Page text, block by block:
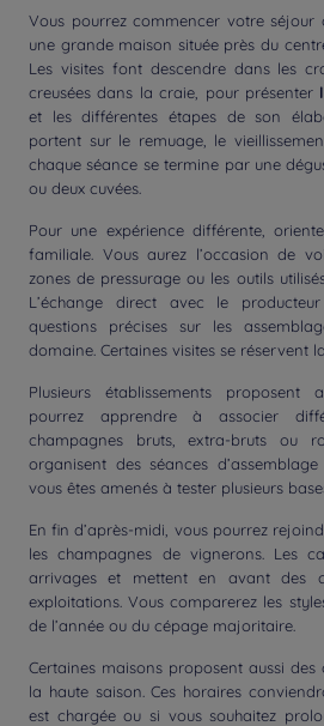
Vous pourrez commencer votre
une grande maison située près du
Les visites font descendre dans les
creusées dans la craie, pour présenter
et les différentes étapes de son
portent sur le remuage, le
chaque séance se termine par une
ou deux cuvées.
Pour une expérience différente,
familiale. Vous aurez l’occasion de
zones de pressurage ou les outils
L’échange direct avec le
questions précises sur les
domaine. Certaines visites se réservent
Plusieurs établissements proposent
pourrez apprendre à associer
champagnes bruts, extra-bruts ou
organisent des séances
vous êtes amenés à tester plusieurs
En fin d’après-midi, vous pourrez
les champagnes de vignerons. Les
arrivages et mettent en avant des
exploitations. Vous comparerez les
de l’année ou du cépage majoritaire.
Certaines maisons proposent aussi
la haute saison. Ces horaires
est chargée ou si vous souhaitez